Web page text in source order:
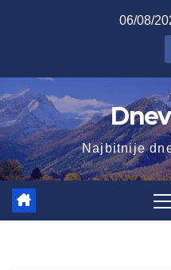
06/08/
Najbitnije